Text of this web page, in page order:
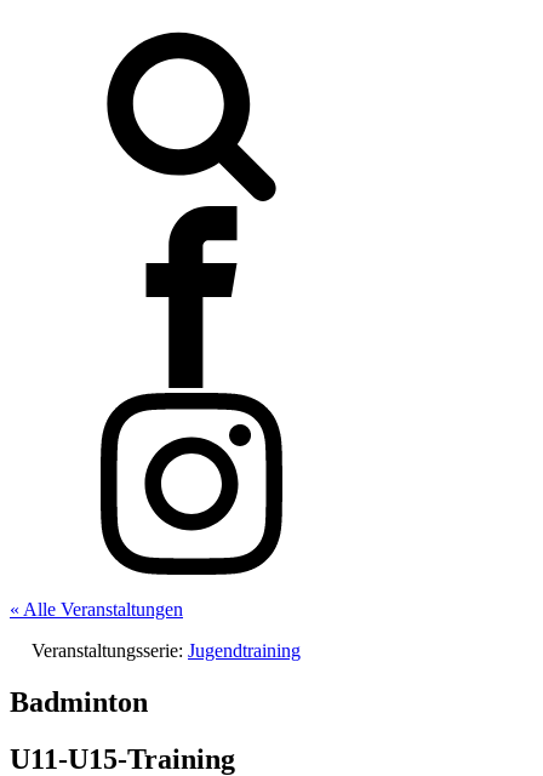
« Alle Veranstaltungen
Veranstaltungsserie: Jugendtraining
Badminton
U11-U15-Training